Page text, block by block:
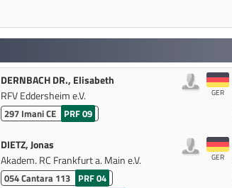
DERNBACH DR., Elisabeth
RFV Eddersheim e.V.
297 Imani CE PRF 09
GER
DIETZ, Jonas
Akadem. RC Frankfurt a. Main e.V.
054Cantara 113
PRF 04
GER